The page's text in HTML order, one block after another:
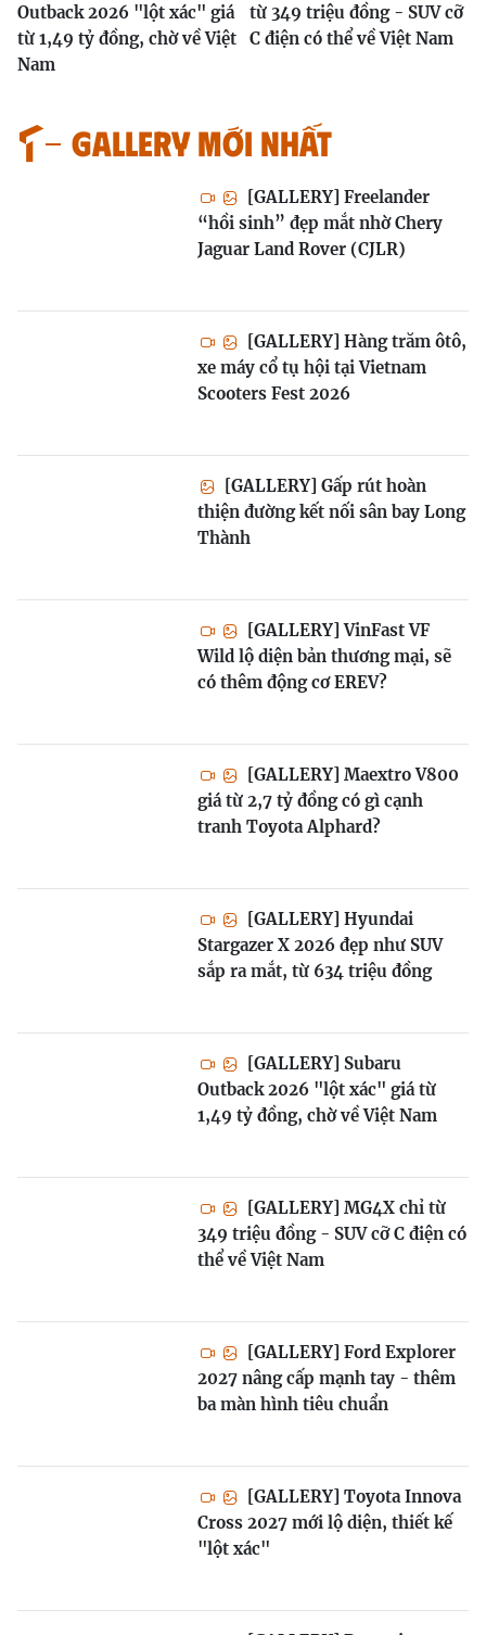
Outback 2026 "lột xác" giá
từ 1,49 tỷ đồng, chờ về Việt
Nam
từ 349 triệu đồng - SUV cỡ
C điện có thể về Việt Nam
GALLERY MỚI NHẤT
[GALLERY] Freelander
“hồi sinh” đẹp mắt nhờ Chery
Jaguar Land Rover (CJLR)
[GALLERY] Hàng trăm ôtô,
xe máy cổ tụ hội tại Vietnam
Scooters Fest 2026
[GALLERY] Gấp rút hoàn
thiện đường kết nối sân bay Long
Thành
[GALLERY] VinFast VF
Wild lộ diện bản thương mại, sẽ
có thêm động cơ EREV?
[GALLERY] Maextro V800
giá từ 2,7 tỷ đồng có gì cạnh
tranh Toyota Alphard?
[GALLERY] Hyundai
Stargazer X 2026 đẹp như SUV
sắp ra mắt, từ 634 triệu đồng
[GALLERY] Subaru
Outback 2026 "lột xác" giá từ
1,49 tỷ đồng, chờ về Việt Nam
[GALLERY] MG4X chỉ từ
349 triệu đồng - SUV cỡ C điện có
thể về Việt Nam
[GALLERY] Ford Explorer
2027 nâng cấp mạnh tay - thêm
ba màn hình tiêu chuẩn
[GALLERY] Toyota Innova
Cross 2027 mới lộ diện, thiết kế
"lột xác"